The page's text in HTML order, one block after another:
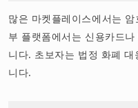
많은 마켓플레이스에서는
부 플랫폼에서는 신용카드
니다. 초보자는 법정 화폐
니다.